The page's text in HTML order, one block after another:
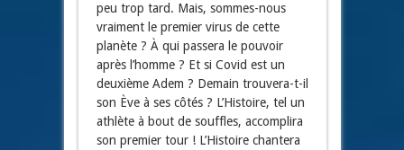
peu trop tard. Mais, sommes-nous
vraiment le premier virus de cette
planète ? À qui passera le pouvoir
après l’homme ? Et si Covid est un
deuxième Adem ? Demain trouvera-t-il
son Ève à ses côtés ? L’Histoire, tel un
athlète à bout de souffles, accomplira
son premier tour ! L’Histoire chantera